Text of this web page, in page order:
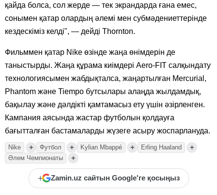
қайда болса, сол жерде — тек экрандарда ғана емес,
сонымен қатар олардың әлемі мен субмәдениеттерінде
кездескіміз келді", — дейді Thornton.
Фильммен қатар Nike өзінде жаңа өнімдерін де
таныстырды. Жаңа құрама киімдері Aero-FIT салқындату
технологиясымен жабдықталса, жаңартылған Mercurial,
Phantom және Tiempo бутсылары алаңда жылдамдық,
бақылау және дәлдікті қамтамасыз ету үшін әзірленген.
Кампания аясында жастар футболын қолдауға
бағытталған бастамаларды жүзеге асыру жоспарлануда.
Nike + Футбол + Kylian Mbappé + Erling Haaland +
Әлем Чемпионаты +
+ Zamin.uz сайтын Google'ге қосыңыз